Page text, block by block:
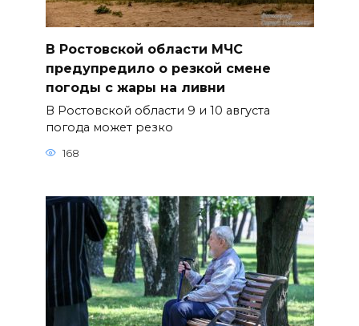
В Ростовской области МЧС
предупредило о резкой смене
погоды с жары на ливни
В Ростовской области 9 и 10 августа
погода может резко
168